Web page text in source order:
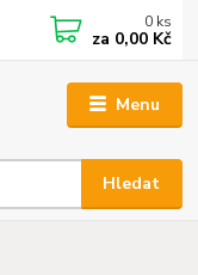
Menu
Hledat
0 ks
za 0,00 Kč